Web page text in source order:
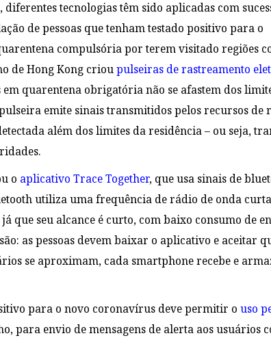
tecnologias têm sido aplicadas com
de pessoas que tenham testado positivo para o
compulsória por terem visitado regiões
de Hong Kong crioupulseiras de rastreamento
quarentena obrigatória não se afastem dos
emite sinais transmitidos pelos recursos
além dos limites da residência – ou seja,
o aplicativo Trace Together, que usa sinais de
utiliza uma frequência de rádio de onda
que seu alcance é curto, com baixo consumo de
as pessoas devem baixar o aplicativo e aceitar
se aproximam, cada smartphone recebe e
para o novo coronavírus deve permitir o uso
para envio de mensagens de alerta aos usuários